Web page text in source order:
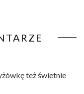
też świetnie